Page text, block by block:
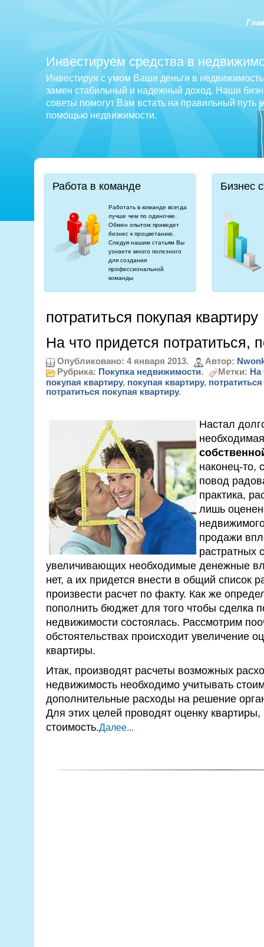
Инвестируем средства в
Инвестируя с умом Ваши деньги в
замен стабильный и надежный доход. Наши
советы помогут Вам встать на правильный путь
помощью недвижимости.
Работа в команде
Работать в команде всегда
лучше чем по одиночке.
Обмен опытом приведет
бизнес к процветанию.
Следуя нашим статьям Вы
узнаете много полезного
для создания
профессиональной
команды
Бизнес
потратиться покупая квартиру
На что придется потратиться,
Опубликовано: 4 января 2013. Автор:
Рубрика: Покупка недвижимости. Метки: На
покупая квартиру, покупая квартиру,
потратиться покупая квартиру.
Настал
наконец-то,
повод
практика,
лишь
продажи
растратных
увеличивающих необходимые денежные
нет, а их придется внести в общий список
произвести расчет по факту. Как же
пополнить бюджет для того чтобы сделка
недвижимости состоялась. Рассмотрим
обстоятельствах происходит увеличение
квартиры.
Итак, производят расчеты возможных
недвижимость необходимо учитывать
дополнительные расходы на решение
Для этих целей проводят оценку
стоимость.Далее...